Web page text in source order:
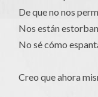
De que no nos
Nos están
No sé cómo
Creo que ahora